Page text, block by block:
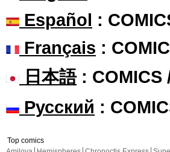
Español :
Français :
日本語: COMICS
Русский :
Top comics